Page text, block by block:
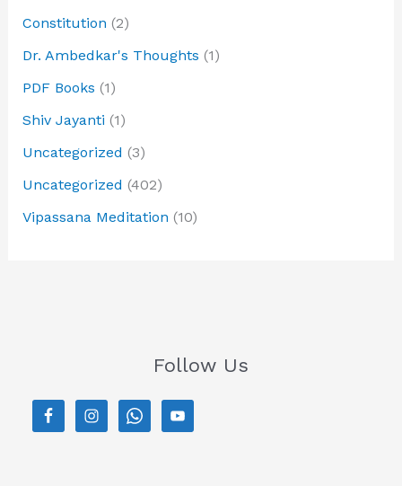
Constitution (2)
Dr. Ambedkar's Thoughts (1)
PDF Books (1)
Shiv Jayanti (1)
Uncategorized (3)
Uncategorized (402)
Vipassana Meditation (10)
Follow Us